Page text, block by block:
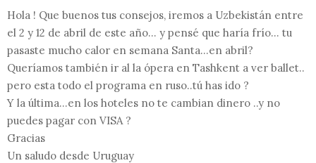
Hola ! Que buenos tus consejos, iremos a Uzbekistán entre
el 2 y 12 de abril de este año… y pensé que haría frío… tu
pasaste mucho calor en semana Santa…en abril?
Queríamos también ir al la ópera en Tashkent a ver ballet..
pero esta todo el programa en ruso..tú has ido ?
Y la última…en los hoteles no te cambian dinero ..y no
puedes pagar con VISA ?
Gracias
Un saludo desde Uruguay